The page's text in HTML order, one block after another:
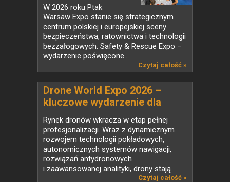
W 2026 roku Ptak
Warsaw Expo stanie się strategicznym
centrum polskiej i europejskiej sceny
bezpieczeństwa, ratownictwa i technologii
bezzałogowych. Safety & Rescue Expo –
wydarzenie poświęcone...
Czytaj całość »
Drone World Expo 2026 –
kluczowe wydarzenie dla
branży UAV w Polsce
Rynek dronów wkracza w etap pełnej
profesjonalizacji. Wraz z dynamicznym
rozwojem technologii pokładowych,
autonomicznych systemów nawigacji,
rozwiązań antydronowych
i zaawansowanej analityki, drony stają
Czytaj całość »